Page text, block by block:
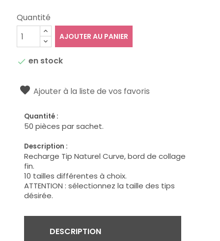
Quantité
AJOUTER AU PANIER
 en stock
Ajouter à la liste de vos favoris
Quantité :
50 pièces par sachet.
Description :
Recharge Tip Naturel Curve, bord de collage
fin.
10 tailles différentes à choix.
ATTENTION : sélectionnez la taille des tips
désirée.
DESCRIPTION